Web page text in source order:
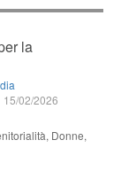
la
15/02/2026
Donne,